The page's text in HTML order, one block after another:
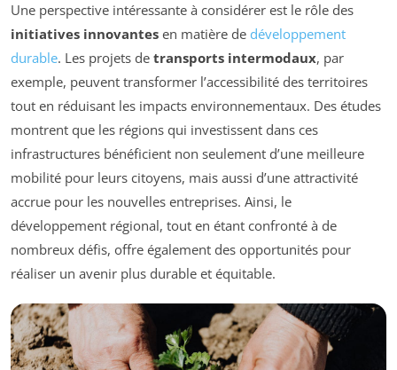
Une perspective intéressante à considérer est le rôle des
initiatives innovantes en matière de développement
durable. Les projets de transports intermodaux, par
exemple, peuvent transformer l’accessibilité des territoires
tout en réduisant les impacts environnementaux. Des études
montrent que les régions qui investissent dans ces
infrastructures bénéficient non seulement d’une meilleure
mobilité pour leurs citoyens, mais aussi d’une attractivité
accrue pour les nouvelles entreprises. Ainsi, le
développement régional, tout en étant confronté à de
nombreux défis, offre également des opportunités pour
réaliser un avenir plus durable et équitable.